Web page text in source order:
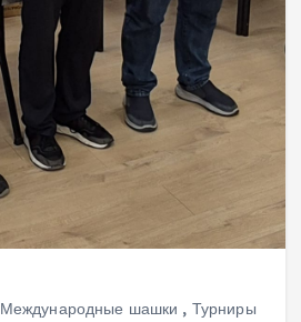
Международные шашки , Турниры